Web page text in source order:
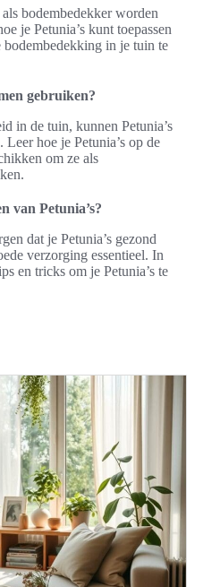
bodembedekker worden
je Petunia’s kunt toepassen
in je tuin te
gebruiken?
in de tuin, kunnen Petunia’s
hoe je Petunia’s op de
om ze als
van Petunia’s?
dat je Petunia’s gezond
verzorging essentieel. In
en tricks om je Petunia’s te